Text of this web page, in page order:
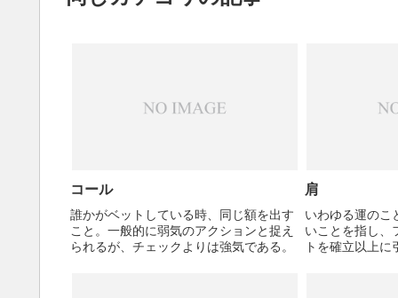
コール
誰かがベットしている時、同じ額を出す
こと。一般的に弱気のアクションと捉え
られるが、チェックよりは強気である。
肩
いわゆる運のこ
いことを指し、
トを確立以上に